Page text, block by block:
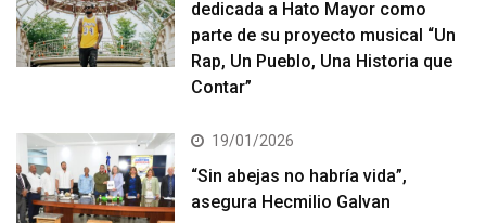
dedicada a Hato Mayor como
parte de su proyecto musical “Un
Rap, Un Pueblo, Una Historia que
Contar”
19/01/2026
“Sin abejas no habría vida”,
asegura Hecmilio Galvan